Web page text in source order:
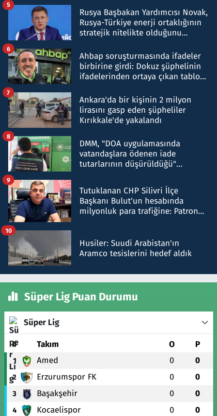
Rusya Başbakan Yardımcısı Novak,
Rusya-Türkiye enerji ortaklığının
stratejik nitelikte olduğunu
5
Ahbap soruşturmasında ifadeler
birbirine girdi: Dokuz şüphelinin
ifadelerinden ortaya çıkan tablo
6
Ankara'da bir kişinin 2 milyon
lirasını gasp eden şüpheliler
Kırıkkale'de yakalandı
7
DMM, "DOA uygulamasında
vatandaşlara ödenen iade
tutarlarının düşürüldüğü"
8
Tutuklanan CHP Silivri İlçe
Başkanı Bulut'un hesabında
milyonluk para trafiğine: Patron
9
Husiler: Suudi Arabistan'ın
Aramco tesislerini hedef aldık
10
Süper Lig Puan Durumu
Süper Lig
# Takım O P
1 Amed 0 0
2 Erzurumspor FK 0 0
3 Başakşehir 0 0
4 Kocaelispor 0 0